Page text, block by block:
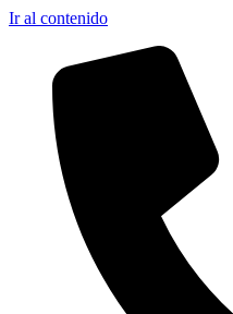
Ir al contenido